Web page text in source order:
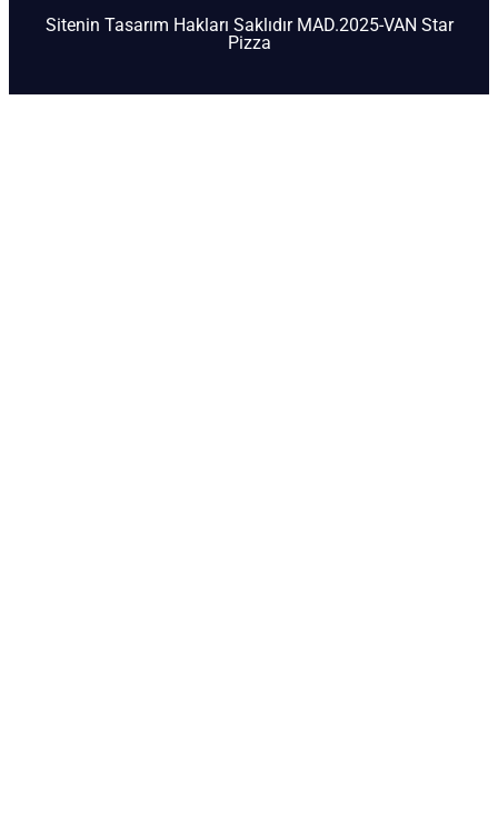
Sitenin Tasarım Hakları Saklıdır MAD.2025-VAN Star
Pizza